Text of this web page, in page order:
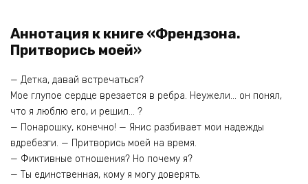
Аннотация к книге «Френдзона.
Притворись моей»
— Детка, давай встречаться?
Мое глупое сердце врезается в ребра. Неужели… он понял,
что я люблю его, и решил… ?
— Понарошку, конечно! — Янис разбивает мои надежды
вдребезги. — Притворись моей на время.
— Фиктивные отношения? Но почему я?
— Ты единственная, кому я могу доверять.